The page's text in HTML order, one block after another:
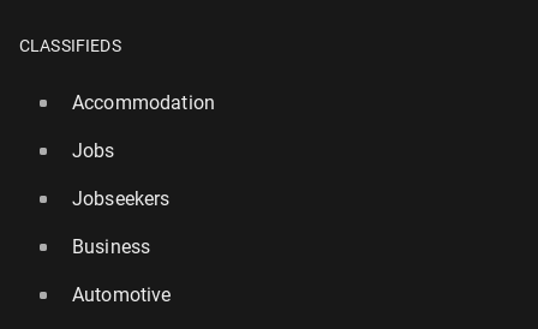
CLASSIFIEDS
Accommodation
Jobs
Jobseekers
Business
Automotive